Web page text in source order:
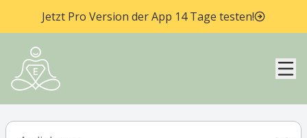
Jetzt Pro Version der App 14 Tage testen!